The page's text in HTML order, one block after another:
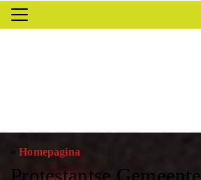
»Homepagina
Protestantse Gemeente